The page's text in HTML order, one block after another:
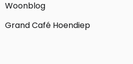
Woonblog
Grand Café Hoendiep